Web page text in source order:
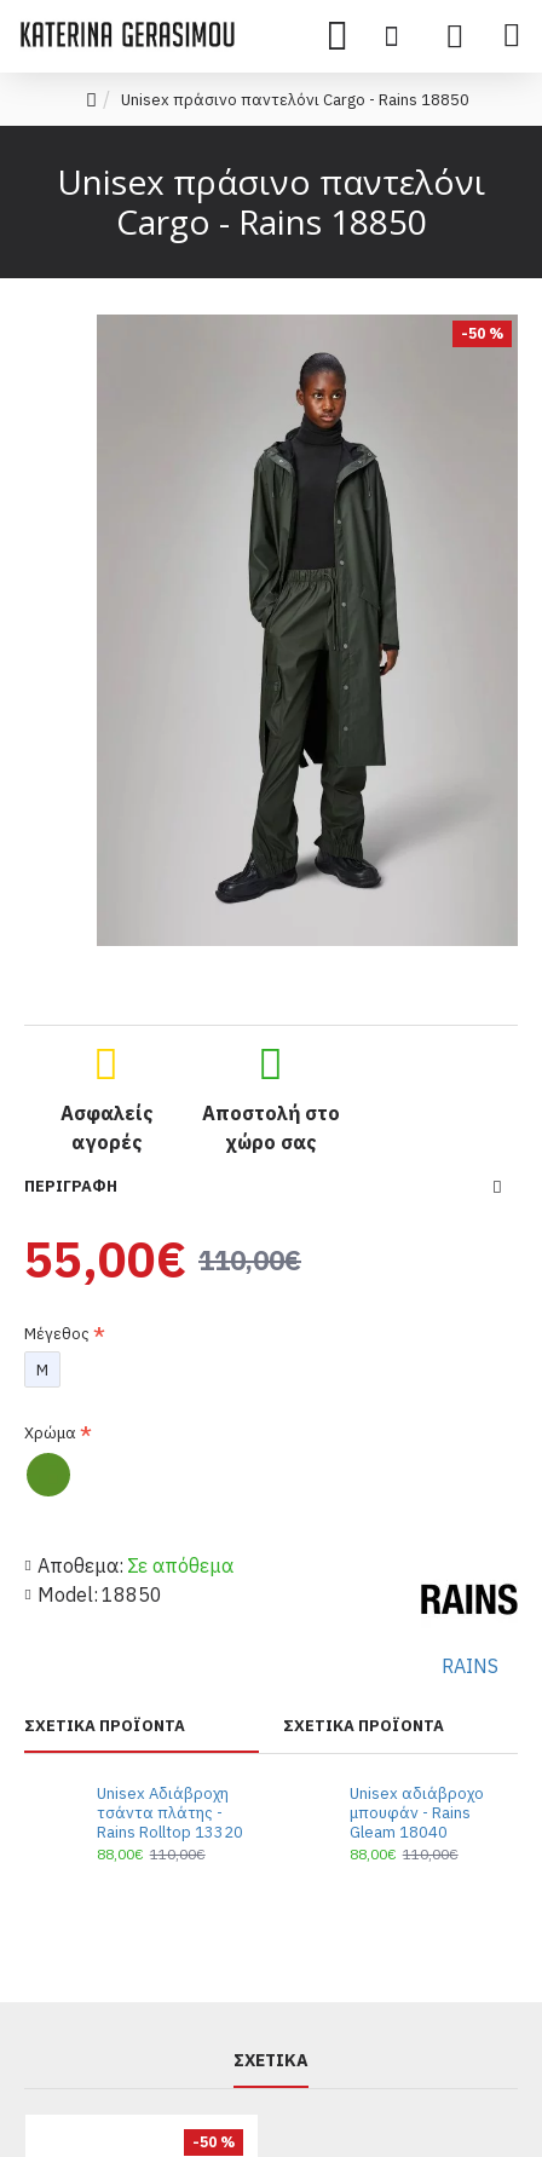
Unisex πράσινο παντελόνι Cargo - Rains 18850
Unisex πράσινο παντελόνι
Cargo - Rains 18850
-50 %
Ασφαλείς
αγορές
Αποστολή στο
χώρο σας
ΠΕΡΙΓΡΑΦΉ
Αποθεμα: Σε απόθεμα
Model: 18850
RAINS
55,00€ 110,00€
Μέγεθος
M
Χρώμα
ΣΧΕΤΙΚΆ ΠΡΟΪΌΝΤΑ ΣΧΕΤΙΚΆ ΠΡΟΪΌΝΤΑ
Unisex Αδιάβροχη
τσάντα πλάτης -
Rains Rolltop 13320
88,00€ 110,00€
Unisex αδιάβροχο
μπουφάν - Rains
Gleam 18040
88,00€ 110,00€
ΣΧΕΤΙΚΆ
-50 %